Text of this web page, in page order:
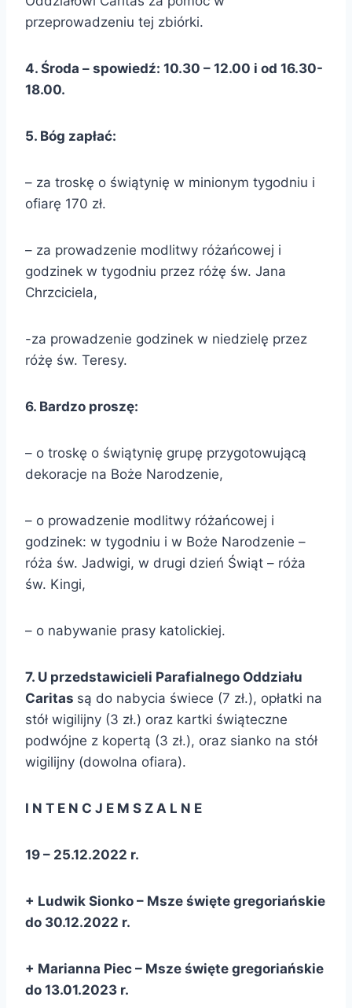
przeprowadzeniu tej zbiórki.
4. Środa – spowiedź: 10.30 – 12.00 i od 16.30-
18.00.
5. Bóg zapłać:
– za troskę o świątynię w minionym tygodniu i
ofiarę 170 zł.
– za prowadzenie modlitwy różańcowej i
godzinek w tygodniu przez różę św. Jana
Chrzciciela,
-za prowadzenie godzinek w niedzielę przez
różę św. Teresy.
6. Bardzo proszę:
– o troskę o świątynię grupę przygotowującą
dekoracje na Boże Narodzenie,
– o prowadzenie modlitwy różańcowej i
godzinek: w tygodniu i w Boże Narodzenie –
róża św. Jadwigi, w drugi dzień Świąt – róża
św. Kingi,
– o nabywanie prasy katolickiej.
7. U przedstawicieli Parafialnego Oddziału
Caritas są do nabycia świece (7 zł.), opłatki na
stół wigilijny (3 zł.) oraz kartki świąteczne
podwójne z kopertą (3 zł.), oraz sianko na stół
wigilijny (dowolna ofiara).
I N T E N C J E M S Z A L N E
19 – 25.12.2022 r.
+ Ludwik Sionko – Msze święte gregoriańskie
do 30.12.2022 r.
+ Marianna Piec – Msze święte gregoriańskie
do 13.01.2023 r.